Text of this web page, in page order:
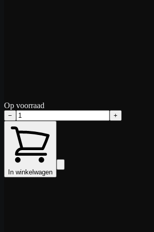
Op voorraad
− +
In winkelwagen